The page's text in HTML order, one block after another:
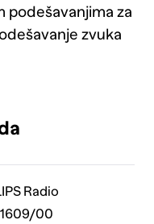
podešavanjima za
zvuka
Radio
00